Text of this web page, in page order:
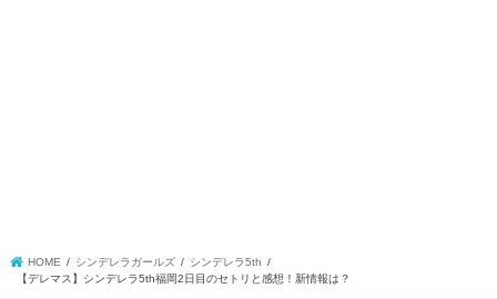
HOME シンデレラガールズ
シンデレラ5th
【デレマス】シンデレラ5th福岡2日目のセトリと感想！新情報は？